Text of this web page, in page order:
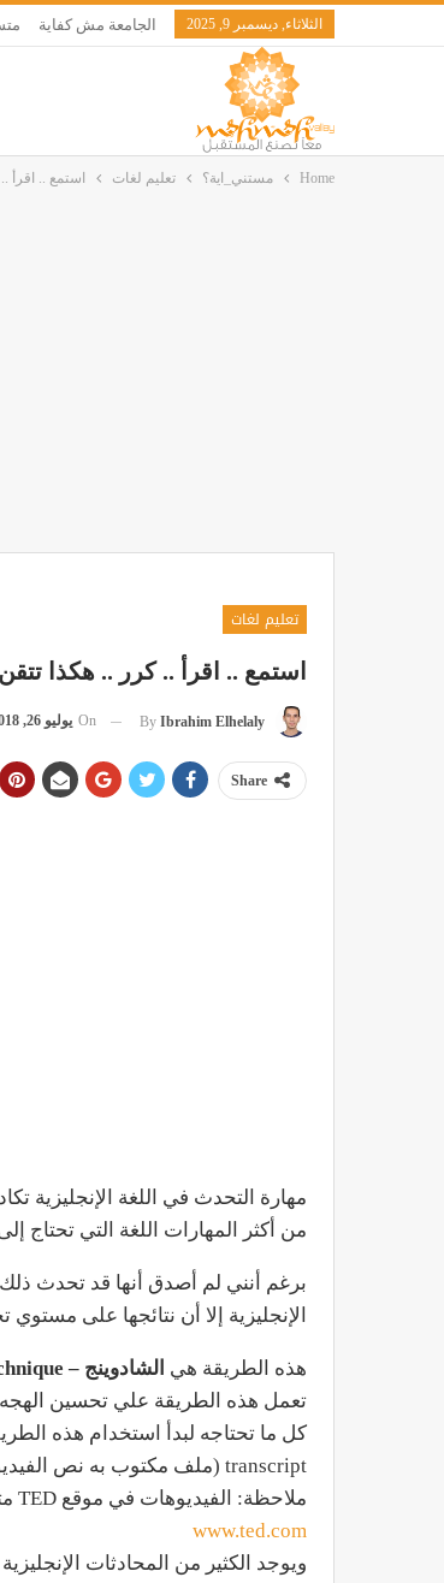
الثلاثاء, ديسمبر 9, 2025 الجامعة مش كفاية
Home مستني_اية؟ تعليم لغات استمع .. اقرأ
تعليم لغات
استمع .. اقرأ .. كرر .. هكذا تتقن
By Ibrahim Elhelaly
On يوليو 26, 2018
Share
مهارة التحدث في اللغة الإنجليزية
من أكثر المهارات اللغة التي تحتاج
برغم أنني لم أصدق أنها قد تحدث
الإنجليزية إلا أن نتائجها على
هذه الطريقة هي الشادوينج – Shadowing technique
تعمل هذه الطريقة علي تحسين الهجه
كل ما تحتاجه لبدأ استخدام هذه
transcript (ملف مكتوب به نص الفيديو أو المحادثة)
ملاحظة: الفيديوهات في موقع TED متوافقة مع المعايير المطلوبة
www.ted.com
ويوجد الكثير من المحادثات